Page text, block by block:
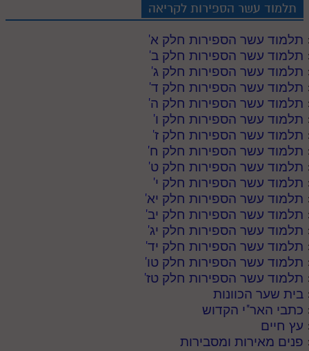
תלמוד עשר הספירות לקריאה
תלמוד עשר הספירות חלק א'
תלמוד עשר הספירות חלק ב'
תלמוד עשר הספירות חלק ג'
תלמוד עשר הספירות חלק ד'
תלמוד עשר הספירות חלק ה'
תלמוד עשר הספירות חלק ו'
תלמוד עשר הספירות חלק ז'
תלמוד עשר הספירות חלק ח'
תלמוד עשר הספירות חלק ט'
תלמוד עשר הספירות חלק י'
תלמוד עשר הספירות חלק יא'
תלמוד עשר הספירות חלק יב'
תלמוד עשר הספירות חלק יג'
תלמוד עשר הספירות חלק יד'
תלמוד עשר הספירות חלק טו'
תלמוד עשר הספירות חלק טז'
בית שער הכוונות
כתבי האר"י הקדוש
עץ חיים
פנים מאירות ומסבירות